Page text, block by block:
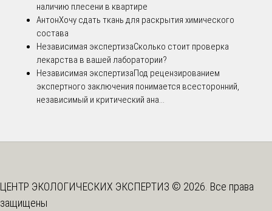
наличию плесени в квартире
АнтонХочу сдать ткань для раскрытия химического
состава
Независимая экспертизаСколько стоит проверка
лекарства в вашей лаборатории?
Независимая экспертизаПод рецензированием
экспертного заключения понимается всесторонний,
независимый и критический ана...
ЦЕНТР ЭКОЛОГИЧЕСКИХ ЭКСПЕРТИЗ © 2026. Все права
защищены